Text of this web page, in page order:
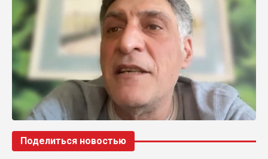
Поделиться новостью